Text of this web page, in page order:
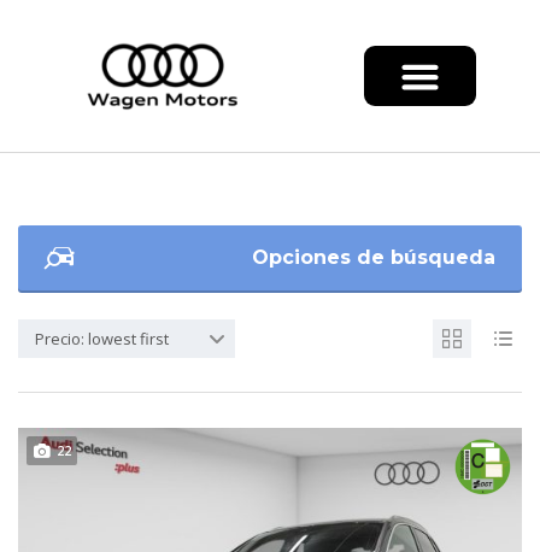
Opciones de búsqueda
Precio: lowest first
22